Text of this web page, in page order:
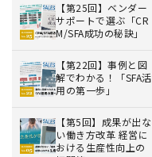
【第25回】ベンダー
サポートで選ぶ「CR
M/SFA成功の秘訣」
【第22回】事例と図
解でわかる！「SFA活
用の第一歩」
【第5回】成果が出な
い働き方改革 経営に
おける生産性向上の